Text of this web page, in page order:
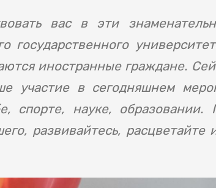
вас в эти
государственного
иностранные граждане.
участие в сегодняшнем
спорте, науке, образовании.
развивайтесь, расцветайте